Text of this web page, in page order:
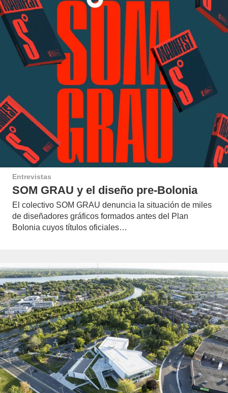
Entrevistas
SOM GRAU y el diseño pre-Bolonia
El colectivo SOM GRAU denuncia la situación de miles
de diseñadores gráficos formados antes del Plan
Bolonia cuyos títulos oficiales…